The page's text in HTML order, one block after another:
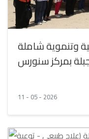
وتنموية شاملة
بمركز سنورس
11 - 05 - 2026